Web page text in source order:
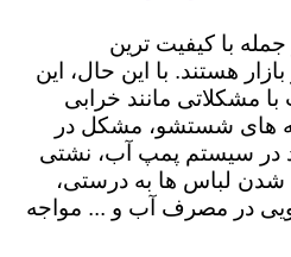
با کیفیت ترین
هستند. با این حال، این
مشکلاتی مانند خرابی
های شستشو، مشکل در
در سیستم پمپ آب، نشتی
شدن لباس ها به درستی،
در مصرف آب و ... مواجه